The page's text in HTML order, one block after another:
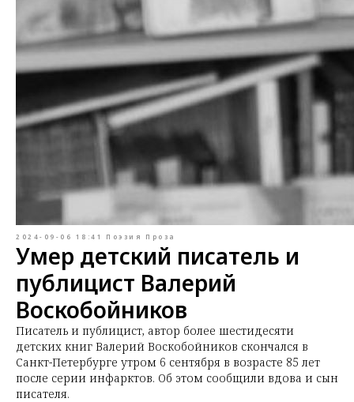
2024-09-06 18:41 Поэзия Проза
Умер детский писатель и
публицист Валерий
Воскобойников
Писатель и публицист, автор более шестидесяти
детских книг Валерий Воскобойников скончался в
Санкт-Петербурге утром 6 сентября в возрасте 85 лет
после серии инфарктов. Об этом сообщили вдова и сын
писателя.